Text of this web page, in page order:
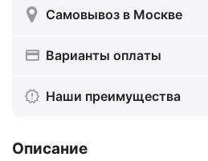
Самовывоз в Москве
Варианты оплаты
Наши преимущества
Описание